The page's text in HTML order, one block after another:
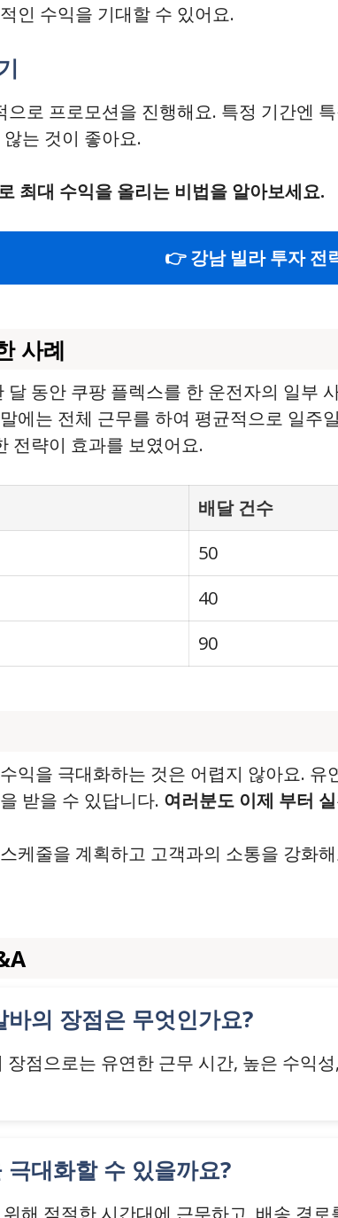
인 수익을 기대할 수 있어요.
로 프로모션을 진행해요. 특정 기간엔
는 것이 좋아요.
최대 수익을 올리는 비법을 알아보세요.
👉 강남 빌라 투자 전
사례
달 동안 쿠팡 플렉스를 한 운전자의 일부
에는 전체 근무를 하여 평균적으로 일주
전략이 효과를 보였어요.
배달 건수
50
40
90
익을 극대화하는 것은 어렵지 않아요.
받을 수 있답니다. 여러분도 이제 부터
케줄을 계획하고 고객과의 소통을 강화
의 장점은 무엇인가요?
점으로는 유연한 근무 시간, 높은 수익
대화할 수 있을까요?
해 적절한 시간대에 근무하고, 배송 경